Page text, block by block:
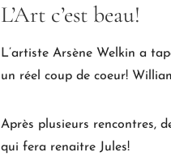
L’Art c’est beau!
L’artiste Arsène Welkin a
un réel coup de coeur!
Après plusieurs rencontres,
qui fera renaitre Jules!